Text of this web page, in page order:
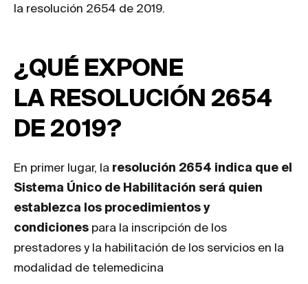
la resolución 2654 de 2019.
¿QUÉ EXPONE
LA RESOLUCIÓN 2654
DE 2019?
En primer lugar, la resolución 2654 indica que el
Sistema Único de Habilitación será quien
establezca los procedimientos y
condiciones para la inscripción de los
prestadores y la habilitación de los servicios en la
modalidad de telemedicina